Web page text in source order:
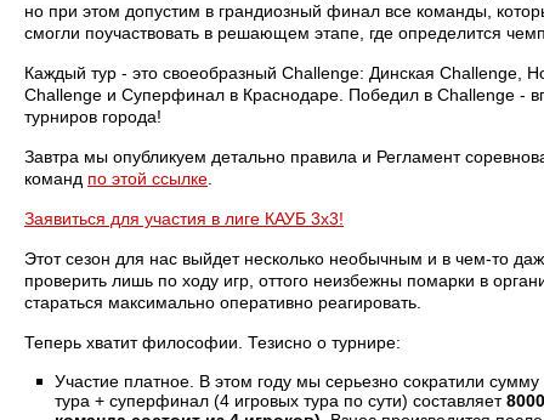
но при этом допустим в грандиозный финал все команды,
смогли поучаствовать в решающем этапе, где определится
Каждый тур - это своеобразный Challenge: Динская Challenge,
Challenge и Суперфинал в Краснодаре. Победил в Challenge -
турниров города!
Завтра мы опубликуем детально правила и Регламент
команд по этой ссылке
Заявиться для участия в лиге КАУБ 3х3!
Этот сезон для нас выйдет несколько необычным и в чем-то
проверить лишь по ходу игр, оттого неизбежны помарки в
стараться максимально оперативно реагировать.
Теперь хватит философии. Тезисно о турнире:
Участие платное. В этом году мы серьезно сократили
тура + суперфинал (4 игровых тура по сути) составляет